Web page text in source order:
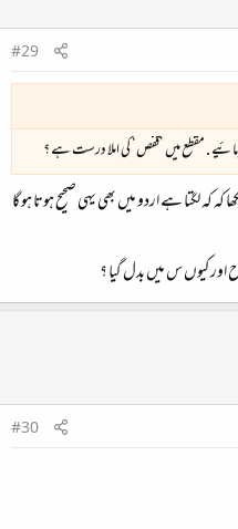
#29
. مقطع میں ’قفص‘ کی املا درست ہے ؟
کہ لگتا ہے اردو میں بھی یہی صحیح ہوتا ہو گا
کیوں س میں بدل گیا ؟
#30